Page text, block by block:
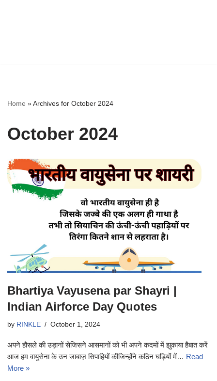
Home »Archives for October 2024
October 2024
Bhartiya Vayusena par Shayri |
Indian Airforce Day Quotes
by RINKLE October 1, 2024
अपने हौसले की उड़ानों सेजिसने आसमानों को भी अपने कदमों में झुकाया हैबात करें
आज हम वायुसेना के उन जाबाज़ सिपाहियों कीजिन्होंने कठिन घड़ियों में… Read
More »